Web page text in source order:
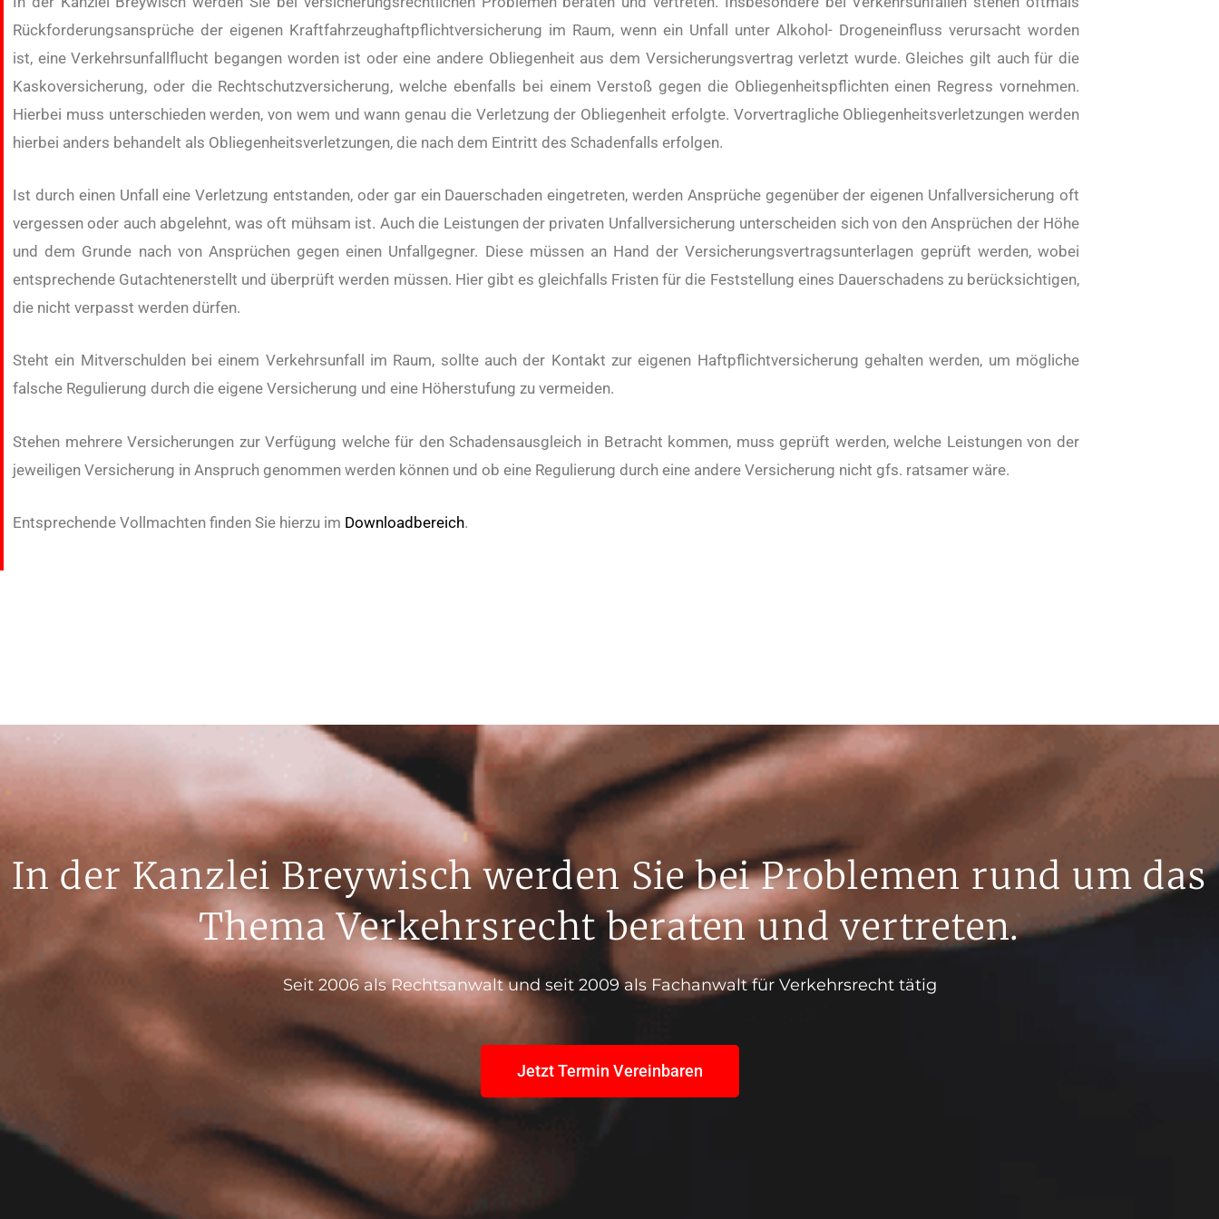
Rückforderungsansprüche der eigenen Kraftfahrzeughaftpflichtversicherung im Raum, wenn ein Unfall unter Alkohol- Drogeneinfluss verursacht worden
ist, eine Verkehrsunfallflucht begangen worden ist oder eine andere Obliegenheit aus dem Versicherungsvertrag verletzt wurde. Gleiches gilt auch für die
Kaskoversicherung, oder die Rechtschutzversicherung, welche ebenfalls bei einem Verstoß gegen die Obliegenheitspflichten einen Regress vornehmen.
Hierbei muss unterschieden werden, von wem und wann genau die Verletzung der Obliegenheit erfolgte. Vorvertragliche Obliegenheitsverletzungen werden
hierbei anders behandelt als Obliegenheitsverletzungen, die nach dem Eintritt des Schadenfalls erfolgen.
Ist durch einen Unfall eine Verletzung entstanden, oder gar ein Dauerschaden eingetreten, werden Ansprüche gegenüber der eigenen Unfallversicherung oft
vergessen oder auch abgelehnt, was oft mühsam ist. Auch die Leistungen der privaten Unfallversicherung unterscheiden sich von den Ansprüchen der Höhe
und dem Grunde nach von Ansprüchen gegen einen Unfallgegner. Diese müssen an Hand der Versicherungsvertragsunterlagen geprüft werden, wobei
entsprechende Gutachtenerstellt und überprüft werden müssen. Hier gibt es gleichfalls Fristen für die Feststellung eines Dauerschadens zu berücksichtigen,
die nicht verpasst werden dürfen.
Steht ein Mitverschulden bei einem Verkehrsunfall im Raum, sollte auch der Kontakt zur eigenen Haftpflichtversicherung gehalten werden, um mögliche
falsche Regulierung durch die eigene Versicherung und eine Höherstufung zu vermeiden.
Stehen mehrere Versicherungen zur Verfügung welche für den Schadensausgleich in Betracht kommen, muss geprüft werden, welche Leistungen von der
jeweiligen Versicherung in Anspruch genommen werden können und ob eine Regulierung durch eine andere Versicherung nicht gfs. ratsamer wäre.
Entsprechende Vollmachten finden Sie hierzu im Downloadbereich.
In der Kanzlei Breywisch werden Sie bei Problemen rund um das
Thema Verkehrsrecht beraten und vertreten.
Seit 2006 als Rechtsanwalt und seit 2009 als Fachanwalt für Verkehrsrecht tätig
Jetzt Termin Vereinbaren